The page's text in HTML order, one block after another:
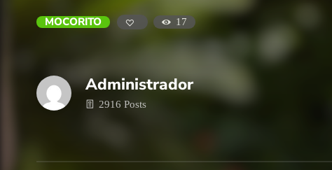
MOCORITO 17
Administrador
2916 Posts